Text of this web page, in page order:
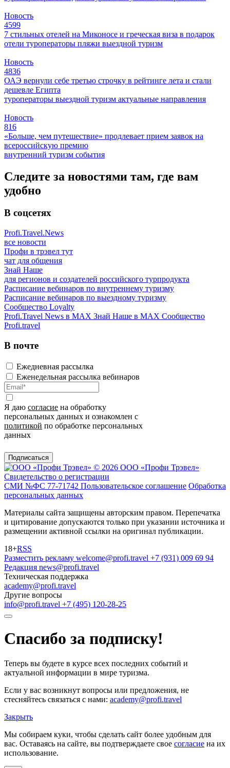
Новость
4599
7 стильных отелей на Миконосе и греческая виза в подарок
отели туроператоры пляжи выездной туризм
Новость
4836
ОАЭ вернули себе третью строчку в рейтинге лета и стали
дешевле Египта
туроператоры выездной туризм актуальные направления
Новость
816
«Больше, чем путешествие» продлевает прием заявок на
всероссийскую премию
внутренний туризм события
Следите за новостями там, где вам
удобно
В соцсетях
Profi.Travel.News
все новости
Профи в трэвел тут
чат для общения
Знай Наше
для регионов и создателей российского турпродукта
Расписание вебинаров по внутреннему туризму
Расписание вебинаров по выездному туризму
Сообщество Loyalty
Profi.Travel News в MAX Знай Наше в MAX Сообщество
Profi.travel
В почте
Ежедневная рассылка
Еженедельная рассылка вебинаров
Я даю согласие на обработку
персональных данных и ознакомлен с
политикой по обработке персональных
данных
Подписаться
© 2026 ООО «Профи Трэвeл»
Свидетельство о регистрации
СМИ №ФС 77-71742 Пользовательское соглашение Обработка
персональных данных
Материалы сайта защищены авторским правом. Перепечатка
и цитирование допускаются только при указании источника и
размещении активной ссылки на оригинал публикации.
18+RSS
Разместить рекламу welcome@profi.travel +7 (931) 009 69 94
Редакция news@profi.travel
Техническая поддержка
academy@profi.travel
Другие вопросы
info@profi.travel +7 (495) 120-28-25
Спасибо за подписку!
Теперь вы будете в курсе всех последних событий и
актуальной информации в мире туризма.
Если у вас возникнут вопросы или предложения, не
стесняйтесь связаться с нами: academy@profi.travel
Закрыть
Мы собираем куки, чтобы сделать сайт более удобным для
вас. Оставаясь на сайте, вы подтверждаете свое согласие на их
использование.